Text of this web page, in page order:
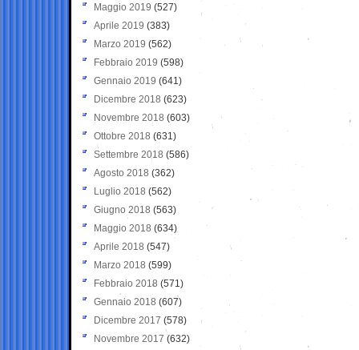
Maggio 2019 (527)
Aprile 2019 (383)
Marzo 2019 (562)
Febbraio 2019 (598)
Gennaio 2019 (641)
Dicembre 2018 (623)
Novembre 2018 (603)
Ottobre 2018 (631)
Settembre 2018 (586)
Agosto 2018 (362)
Luglio 2018 (562)
Giugno 2018 (563)
Maggio 2018 (634)
Aprile 2018 (547)
Marzo 2018 (599)
Febbraio 2018 (571)
Gennaio 2018 (607)
Dicembre 2017 (578)
Novembre 2017 (632)